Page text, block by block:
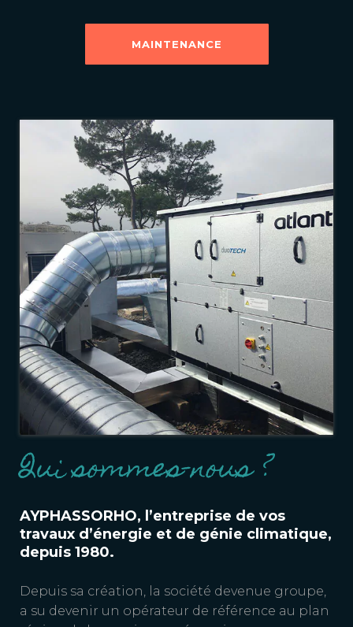
MAINTENANCE
Qui sommes-nous ?
AYPHASSORHO, l’entreprise de vos
travaux d’énergie et de génie climatique,
depuis 1980.
Depuis sa création, la société devenue groupe,
a su devenir un opérateur de référence au plan